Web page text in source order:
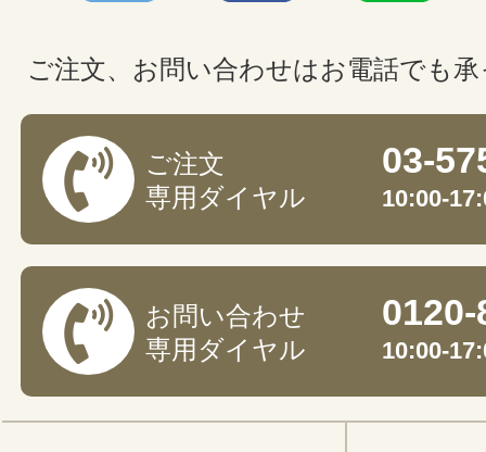
ご注文、お問い合わせはお電話でも
ご注文
専用ダイヤル
03-
10:00-
お問い合わせ
専用ダイヤル
10:00-